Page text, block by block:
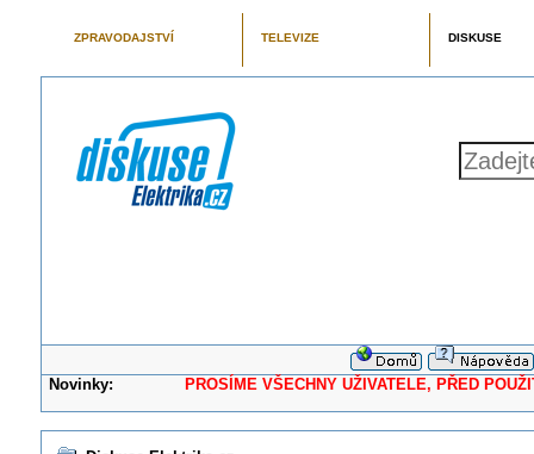
ZPRAVODAJSTVÍ TELEVIZE DISKUSE
Novinky: PROSÍME VŠECHNY UŽIVATELE, PŘED